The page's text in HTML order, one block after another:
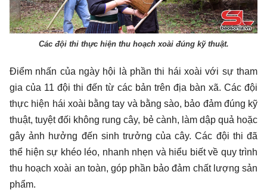
Các đội thi thực hiện thu hoạch xoài đúng kỹ thuật.
Điểm nhấn của ngày hội là phần thi hái xoài với sự tham
gia của 11 đội thi đến từ các bản trên địa bàn xã. Các đội
thực hiện hái xoài bằng tay và bằng sào, bảo đảm đúng kỹ
thuật, tuyệt đối không rung cây, bẻ cành, làm dập quả hoặc
gây ảnh hưởng đến sinh trưởng của cây. Các đội thi đã
thể hiện sự khéo léo, nhanh nhẹn và hiểu biết về quy trình
thu hoạch xoài an toàn, góp phần bảo đảm chất lượng sản
phẩm.